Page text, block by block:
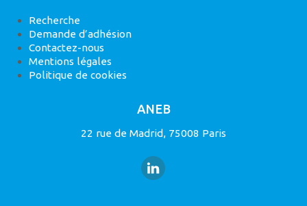
Recherche
Demande d’adhésion
Contactez-nous
Mentions légales
Politique de cookies
ANEB
22 rue de Madrid, 75008 Paris